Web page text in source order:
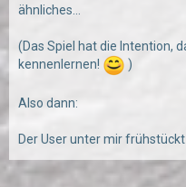
ähnliches...
(Das Spiel hat die Intention,
kennenlernen!
)
Also dann:
Der User unter mir frühstückt